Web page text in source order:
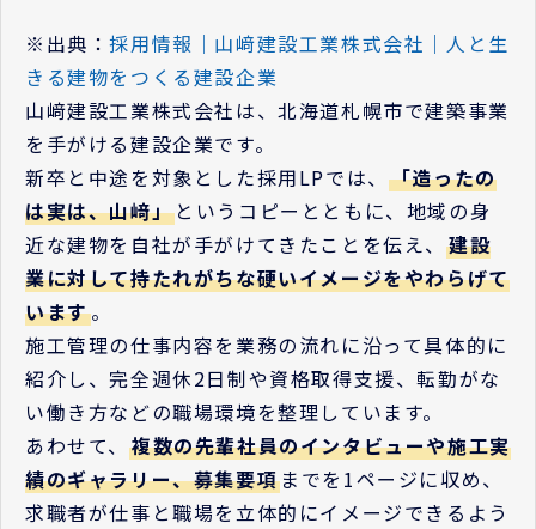
※出典：採用情報｜山﨑建設工業株式会社｜人と生
きる建物をつくる建設企業
山﨑建設工業株式会社は、北海道札幌市で建築事業
を手がける建設企業です。
新卒と中途を対象とした採用LPでは、 「造ったの
は実は、山﨑」というコピーとともに、地域の身
近な建物を自社が手がけてきたことを伝え、建設
業に対して持たれがちな硬いイメージをやわらげて
います。
施工管理の仕事内容を業務の流れに沿って具体的に
紹介し、完全週休2日制や資格取得支援、転勤がな
い働き方などの職場環境を整理しています。
あわせて、 複数の先輩社員のインタビューや施工実
績のギャラリー、募集要項までを1ページに収め、
求職者が仕事と職場を立体的にイメージできるよう